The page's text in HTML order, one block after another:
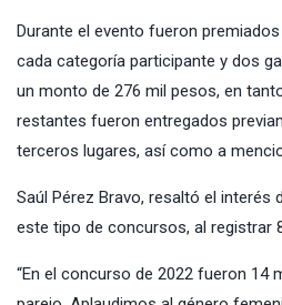
Durante el evento fueron
cada categoría participante y dos
un monto de 276 mil pesos, en
restantes fueron entregados
terceros lugares, así como a
Saúl Pérez Bravo, resaltó el interés
este tipo de concursos, al registrar
“En el concurso de 2022 fueron 14